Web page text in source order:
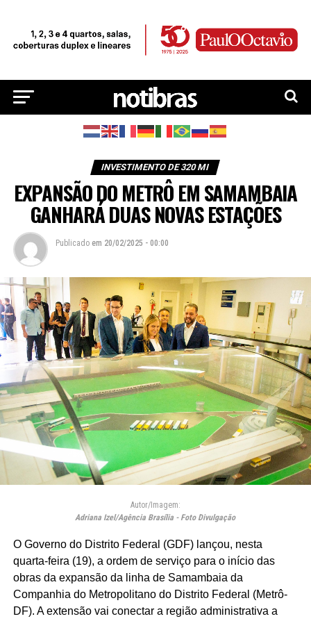
INVESTIMENTO DE 320 MI
EXPANSÃO DO METRÔ EM SAMAMBAIA
GANHARÁ DUAS NOVAS ESTAÇÕES
Publicado em 20/02/2025 - 00:00
Autor/Imagem:
Adriana Izel/Agência Brasília - Foto Divulgação
O Governo do Distrito Federal (GDF) lançou, nesta
quarta-feira (19), a ordem de serviço para o início das
obras da expansão da linha de Samambaia da
Companhia do Metropolitano do Distrito Federal (Metrô-
DF). A extensão vai conectar a região administrativa a